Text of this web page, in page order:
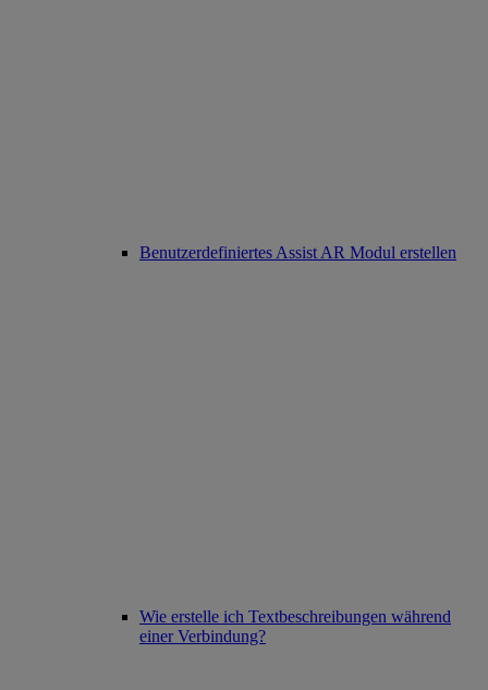
Benutzerdefiniertes Assist AR Modul erstellen
Wie erstelle ich Textbeschreibungen während
einer Verbindung?